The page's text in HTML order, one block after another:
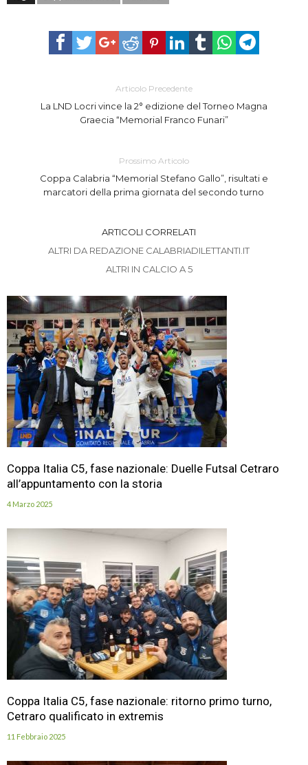
Articolo Precedente
La LND Locri vince la 2° edizione del Torneo Magna
Graecia “Memorial Franco Funari”
Prossimo Articolo
Coppa Calabria “Memorial Stefano Gallo”, risultati e
marcatori della prima giornata del secondo turno
ARTICOLI CORRELATI
ALTRI DA REDAZIONE CALABRIADILETTANTI.IT
ALTRI IN CALCIO A 5
Coppa Italia C5, fase nazionale: Duelle Futsal Cetraro
all’appuntamento con la storia
4 Marzo 2025
Coppa Italia C5, fase nazionale: ritorno primo turno,
Cetraro qualificato in extremis
11 Febbraio 2025